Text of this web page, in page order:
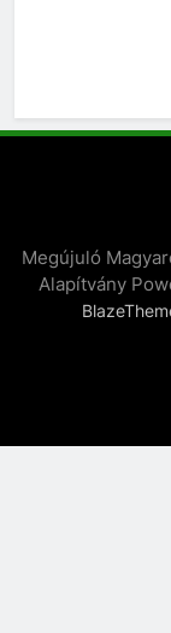
Megújuló
Alapítvány